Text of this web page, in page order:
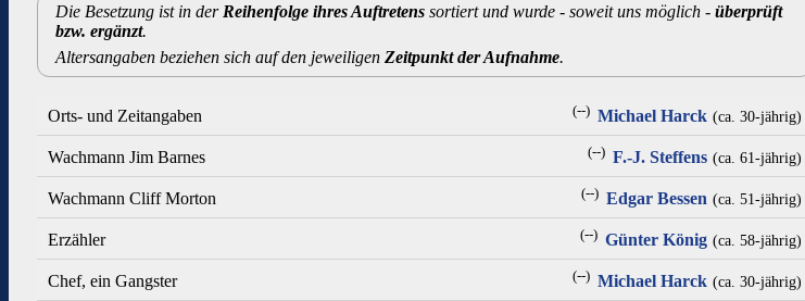
Die Besetzung ist in der Reihenfolge ihres Auftretens sortiert und wurde - soweit uns möglich - überprüft
bzw. ergänzt.
Altersangaben beziehen sich auf den jeweiligen Zeitpunkt der Aufnahme.
Orts- und Zeitangaben (--) Michael Harck (ca. 30‑jährig)
Wachmann Jim Barnes (--) F.-J. Steffens (ca. 61‑jährig)
Wachmann Cliff Morton (--) Edgar Bessen (ca. 51‑jährig)
Erzähler (--) Günter König (ca. 58‑jährig)
Chef, ein Gangster (--) Michael Harck (ca. 30‑jährig)